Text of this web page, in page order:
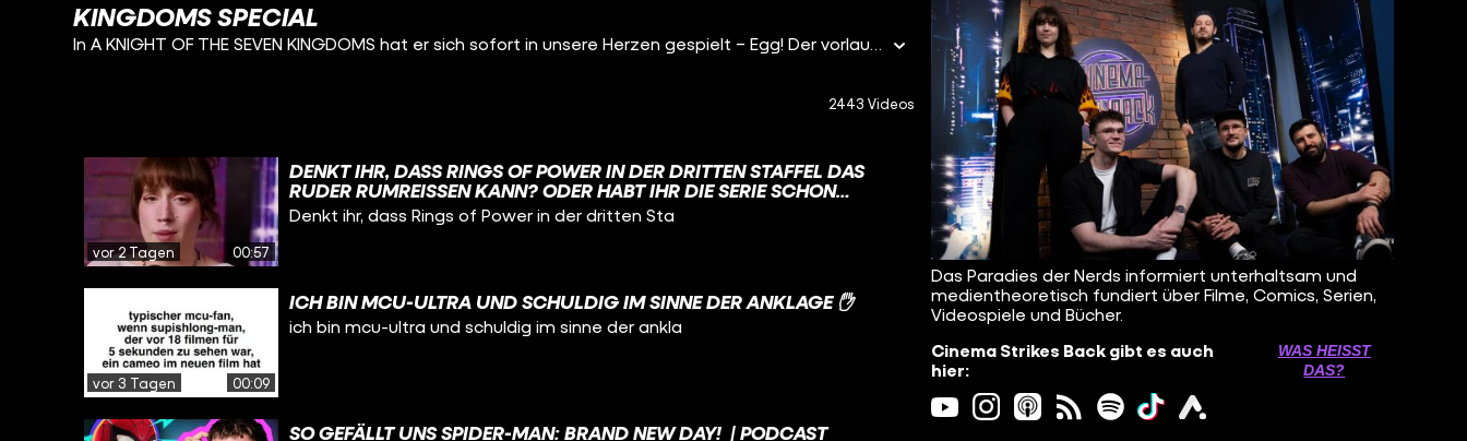
Das Paradies der Nerds informiert unterhaltsam und
medientheoretisch fundiert über Filme, Comics, Serien,
Videospiele und Bücher.
Cinema Strikes Back gibt es auch
hier:
WAS HEISST D
AS?
KINGDOMS SPECIAL
In A KNIGHT OF THE SEVEN KINGDOMS hat er sich sofort in unsere Herzen gespielt – Egg! Der vorlaute, aber loyale und gutherzige Knappe an Ser Duncans Seite, der sich eben mal als Targaryen-Prinz entpuppt, ist eine der faszinierendsten Figuren in der Lore von GAME OF THRONES. In diesem ausführlichen Special taucht Alper tief in die Welt von Eis und Feuer und erklärt euch das gesamte Leben von Aegon Targaryen. Ob politisch oder familiär – als König Aegon V. hat er stets mit den unterschiedlichsten Herausforderungen zu kämpfen, die seine Geduld und seinen Charakter auf die Probe stellen. Dabei entwickelt Egg eine zerstörerische Obsession mit Drachen und magischen Ritualen. Auf eine Person kann sich Egg aber stets verlassen – sein Gefährte und bester Freund Duncan der Große. Wie entwickelt sich die herzliche Freundschaft der beiden in Eggs Erwachsenenalter? Wie schafft er es als vierter Sohn eines vierten Sohns auf den Eisernen Thron? Welche GAME-OF-THRONES-Figuren lernt Egg ebenfalls kennen? Und welche FETTE Lore-Info hat Egg-Darsteller Dexter Sol Ansell nebenbei einfach mal so ausgeplaudert? Diese und noch viele weitere spannende und tragische Einblicke in das Leben von Aegon "Egg" Targaryen bekommt ihr in diesem extralangen Special auf CINEMA STRIKES BACK! Viel Spaß und Valar Morghulis. :)
2443 Videos
vor 2 Tagen 00:57
DENKT IHR, DASS RINGS OF POWER IN DER DRITTEN STAFFEL DAS
RUDER RUMREISSEN KANN? ODER HABT IHR DIE SERIE SCHON
ABGESCHRIEBEN?
Denkt ihr, dass Rings of Power in der dritten Sta
vor 3 Tagen 00:09
ICH BIN MCU-ULTRA UND SCHULDIG IM SINNE DER ANKLAGE ✋
ich bin mcu-ultra und schuldig im sinne der ankla
SO GEFÄLLT UNS SPIDER-MAN: BRAND NEW DAY! | PODCAST